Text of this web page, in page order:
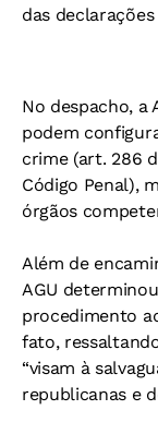
das
No despacho, a
podem
crime (art. 286
Código Penal),
órgãos
Além de
AGU
procedimento
fato,
“visam à
republicanas e